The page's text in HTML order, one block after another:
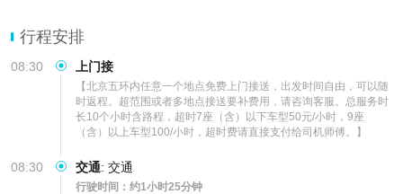
上午登万里长城，下午游北京动物园看大熊
行程安排
08:30 上门接
【北京五环内任意一个地点免费上门接送，出发时间自由，可以随
时返程。超范围或者多地点接送要补费用，请咨询客服。总服务时
长10个小时含路程，超时7座（含）以下车型50元/小时，9座
（含）以上车型100/小时，超时费请直接支付给司机师傅。】
08:30 交通: 交通
行驶时间：约1小时25分钟